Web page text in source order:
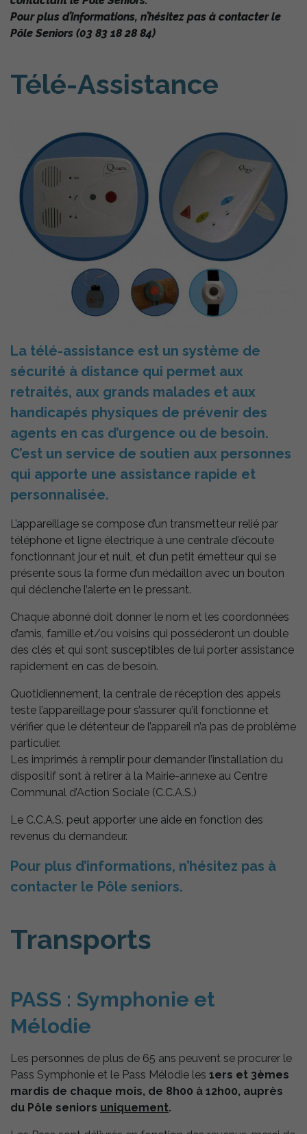
Pour plus d’informations, n’hésitez pas à contacter le
Pôle Seniors (03 83 18 28 84)
Télé-Assistance
La télé-assistance est un système de
sécurité à distance qui permet aux
retraités, aux grands malades et aux
handicapés physiques de prévenir des
agents en cas d’urgence ou de besoin.
C’est un service de soutien aux personnes
qui apporte une assistance rapide et
personnalisée.
L’appareillage se compose d’un transmetteur relié par
téléphone et ligne électrique à une centrale d’écoute
fonctionnant jour et nuit, et d’un petit émetteur qui se
présente sous la forme d’un médaillon avec un bouton
qui déclenche l’alerte en le pressant.
Chaque abonné doit donner le nom et les coordonnées
d’amis, famille et/ou voisins qui posséderont un double
des clés et qui sont susceptibles de lui porter assistance
rapidement en cas de besoin.
Quotidiennement, la centrale de réception des appels
teste l’appareillage pour s’assurer qu’il fonctionne et
vérifier que le détenteur de l’appareil n’a pas de problème
particulier.
Les imprimés à remplir pour demander l’installation du
dispositif sont à retirer à la Mairie-annexe au Centre
Communal d’Action Sociale (C.C.A.S.)
Le C.C.A.S. peut apporter une aide en fonction des
revenus du demandeur.
Pour plus d’informations, n’hésitez pas à
contacter le Pôle seniors.
Transports
PASS : Symphonie et
Mélodie
Les personnes de plus de 65 ans peuvent se procurer le
Pass Symphonie et le Pass Mélodie les 1ers et 3èmes
mardis de chaque mois, de 8h00 à 12h00, auprès
du Pôle seniors uniquement.